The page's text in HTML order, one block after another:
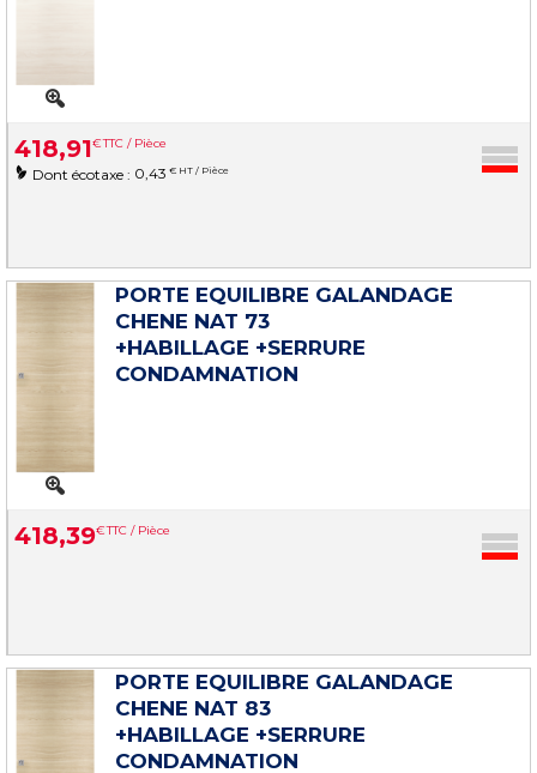
418,91€TTC / Pièce
Dont écotaxe : 0,43 € HT / Pièce
PORTE EQUILIBRE GALANDAGE
CHENE NAT 73
+HABILLAGE +SERRURE
CONDAMNATION
418,39€TTC / Pièce
PORTE EQUILIBRE GALANDAGE
CHENE NAT 83
+HABILLAGE +SERRURE
CONDAMNATION